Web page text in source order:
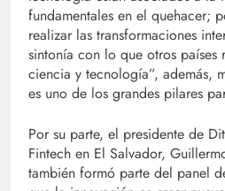
fundamentales en el quehacer;
realizar las transformaciones
sintonía con lo que otros países
ciencia y tecnología”, además,
es uno de los grandes pilares
Por su parte, el presidente de
Fintech en El Salvador,
también formó parte del panel